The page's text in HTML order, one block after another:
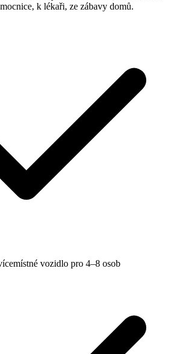
k lékaři, ze zábavy domů.
vozidlo pro 4–8 osob